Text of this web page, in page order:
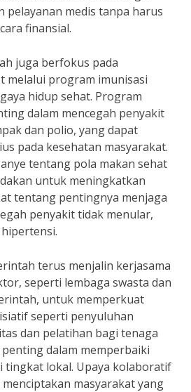
pelayanan medis tanpa harus
finansial.
juga berfokus pada
melalui program imunisasi
hidup sehat. Program
dalam mencegah penyakit
dan polio, yang dapat
pada kesehatan masyarakat.
tentang pola makan sehat
untuk meningkatkan
tentang pentingnya menjaga
penyakit tidak menular,
terus menjalin kerjasama
seperti lembaga swasta dan
untuk memperkuat
seperti penyuluhan
dan pelatihan bagi tenaga
dalam memperbaiki
tingkat lokal. Upaya kolaboratif
masyarakat yang